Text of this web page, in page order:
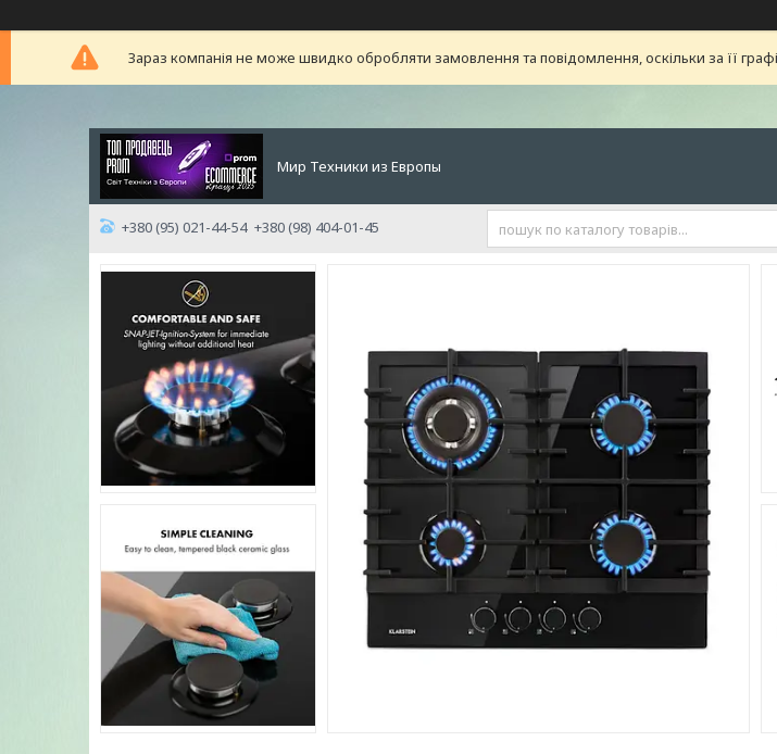
Зараз компанія не може швидко обробляти замовлення та повідомлення, оскільки за її
Мир Техники из Европы
+380 (95) 021-44-54 +380 (98) 404-01-45